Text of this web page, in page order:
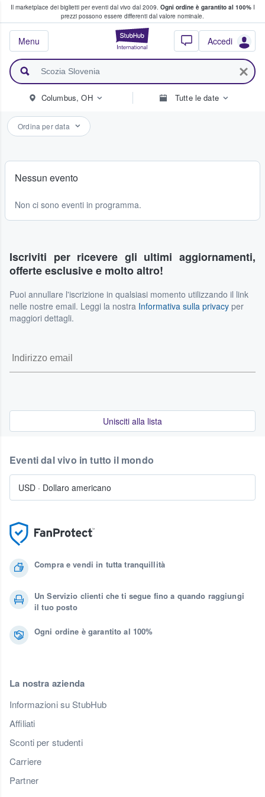
Il marketplace dei biglietti per eventi dal vivo dal 2009. Ogni ordine è garantito al 100%I
prezzi possono essere differenti dal valore nominale.
StubHub - Dove
Accedi
Menu
fan comprano e vendono biglietti
Columbus, OH Tutte le date
Ordina per data
Nessun evento
Non ci sono eventi in programma.
Iscriviti per ricevere gli ultimi aggiornamenti,
offerte esclusive e molto altro!
Puoi annullare l'iscrizione in qualsiasi momento utilizzando il link
nelle nostre email. Leggi la nostra Informativa sulla privacy per
maggiori dettagli.
Unisciti alla lista
Compra e vendi in tutta tranquillità
Un Servizio clienti che ti segue fino a quando raggiungi
il tuo posto
Ogni ordine è garantito al 100%
La nostra azienda
Informazioni su StubHub
Affiliati
Sconti per studenti
Carriere
Partner
Eventi dal vivo in tutto il mondo
USD · Dollaro americano